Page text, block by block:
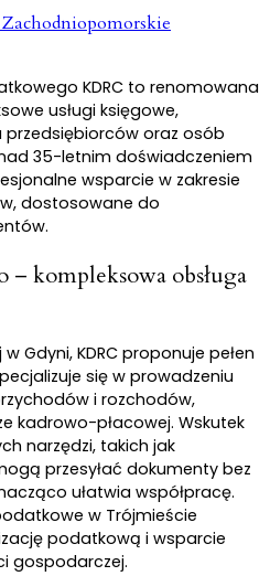
KDRC to renomowana
usługi księgowe,
oraz osób
35-letnim doświadczeniem
wsparcie w zakresie
dostosowane do
– kompleksowa obsługa
Gdyni, KDRC proponuje pełen
się w prowadzeniu
i rozchodów,
kadrowo-płacowej. Wskutek
narzędzi, takich jak
przesyłać dokumenty bez
ułatwia współpracę.
w Trójmieście
podatkową i wsparcie
gospodarczej.